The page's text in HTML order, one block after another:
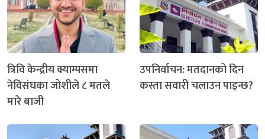
त्रिवि केन्द्रीय क्याम्पसमा
नेविसंघका जोशीले ८ मतले
मारे बाजी
उपनिर्वाचन: मतदानको दिन
कस्ता सवारी चलाउन पाइन्छ?